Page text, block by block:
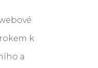
k
a